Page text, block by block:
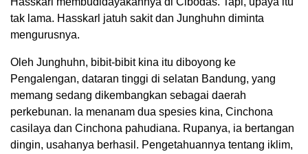
tak lama. Hasskarl jatuh sakit dan Junghuhn diminta
mengurusnya.
Oleh Junghuhn, bibit-bibit kina itu diboyong ke
Pengalengan, dataran tinggi di selatan Bandung, yang
memang sedang dikembangkan sebagai daerah
perkebunan. Ia menanam dua spesies kina, Cinchona
casilaya dan Cinchona pahudiana. Rupanya, ia bertangan
dingin, usahanya berhasil. Pengetahuannya tentang iklim,